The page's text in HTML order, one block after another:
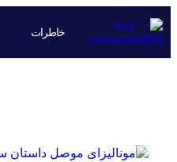
خاطرات